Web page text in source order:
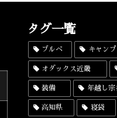
タグ一覧
ブルベ キャン
オダックス近畿
装備 年越し宗
高知県 寝袋